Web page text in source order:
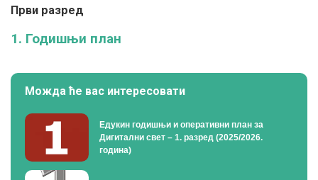
Први разред
1. Годишњи план
Можда ће вас интересовати
Едукин годишњи и оперативни план за
Дигитални свет – 1. разред (2025/2026.
година)